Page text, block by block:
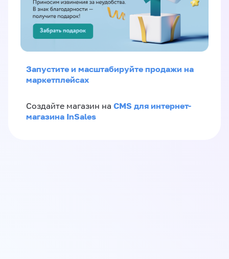
Запустите и масштабируйте продажи на
маркетплейсах
Создайте магазин на CMS для интернет-
магазина InSales